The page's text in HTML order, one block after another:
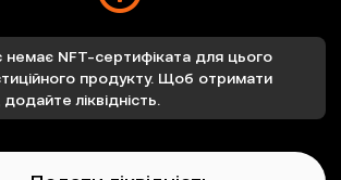
немає NFT-сертифіката для цього
продукту. Щоб отримати
додайте ліквідність.